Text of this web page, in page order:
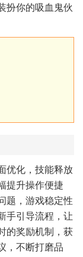
扮你的吸血鬼伙
优化，技能释放
提升操作便捷
题，游戏稳定性
手引导流程，让
的奖励机制，获
，不断打磨品